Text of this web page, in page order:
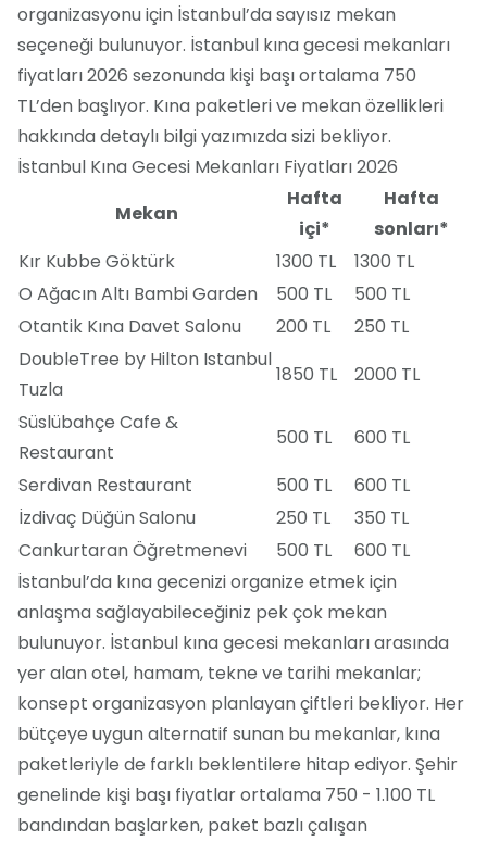
organizasyonu için İstanbul’da sayısız mekan
seçeneği bulunuyor. İstanbul kına gecesi mekanları
fiyatları 2026 sezonunda kişi başı ortalama 750
TL’den başlıyor. Kına paketleri ve mekan özellikleri
hakkında detaylı bilgi yazımızda sizi bekliyor.
İstanbul Kına Gecesi Mekanları Fiyatları 2026
Mekan
Hafta
içi*
Hafta
sonları*
Kır Kubbe Göktürk
1300 TL
1300 TL
O Ağacın Altı Bambi Garden
500 TL
500 TL
Otantik Kına Davet Salonu
200 TL
250 TL
DoubleTree by Hilton Istanbul
Tuzla
1850 TL
2000 TL
Süslübahçe Cafe &
Restaurant
500 TL
600 TL
Serdivan Restaurant
500 TL
600 TL
İzdivaç Düğün Salonu
250 TL
350 TL
Cankurtaran Öğretmenevi
500 TL
600 TL
İstanbul’da kına gecenizi organize etmek için
anlaşma sağlayabileceğiniz pek çok mekan
bulunuyor. İstanbul kına gecesi mekanları arasında
yer alan otel, hamam, tekne ve tarihi mekanlar;
konsept organizasyon planlayan çiftleri bekliyor. Her
bütçeye uygun alternatif sunan bu mekanlar, kına
paketleriyle de farklı beklentilere hitap ediyor. Şehir
genelinde kişi başı fiyatlar ortalama 750 - 1.100 TL
bandından başlarken, paket bazlı çalışan